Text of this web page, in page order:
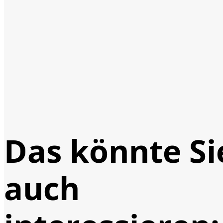
Das könnte
auch